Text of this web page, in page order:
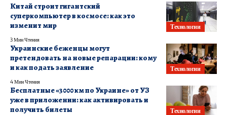
Технологии
Китай строит гигантский
суперкомпьютер в космосе: как это
изменит мир
3 Мин Чтения
Технологии
Украинские беженцы могут
претендовать на новые репарации: кому
и как подать заявление
4 Мин Чтения
Технологии
Бесплатные «3000 км по Украине» от УЗ
уже в приложении: как активировать и
получить билеты